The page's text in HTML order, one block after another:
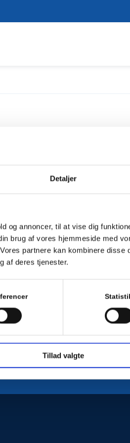
Detaljer
og annoncer, til at vise dig
brug af vores hjemmeside med
partnere kan kombinere disse
af deres tjenester.
Tillad valgte
A/S
EL,
Kontakt